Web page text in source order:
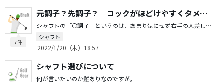
7件
元調子？先調子？ コックがほどけやすくタメが少ないスイングに合うシャフト
シャフトの「〇調子」というのは、あまり気にせず右手の人差し指と親指を離して「一般的に言うピストルグリップ」で打ってみてください。以外に悩まれている「タメとコックがほどける」が解消されます。恐らくこの２本に力が入り過ぎている為だと気付かれるかもしれないですヨ。〜お試しあれ〜
シャフト
2022/1/20（木）18:57
シャフト選びについて
何が言いたいのか難ありなのですが。